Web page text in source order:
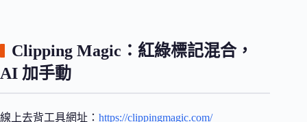
Clipping Magic：紅綠標記混合，
AI 加手動
線上去背工具網址： https://clippingmagic.com/